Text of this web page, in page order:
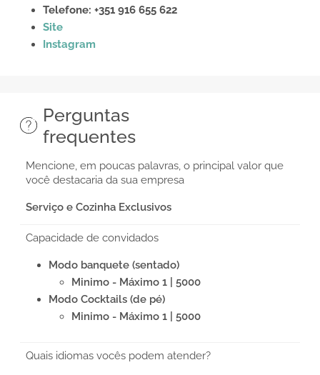
Telefone: +351 916 655 622
Site
Instagram
Perguntas
frequentes
Mencione, em poucas palavras, o principal valor que
você destacaria da sua empresa
Serviço e Cozinha Exclusivos
Capacidade de convidados
Modo banquete (sentado)
Minimo - Máximo 1 | 5000
Modo Cocktails (de pé)
Minimo - Máximo 1 | 5000
Quais idiomas vocês podem atender?